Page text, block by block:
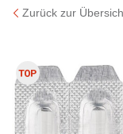
Zurück zur